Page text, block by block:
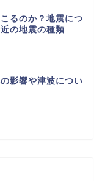
るのか？地震につ
の地震の種類
影響や津波につい